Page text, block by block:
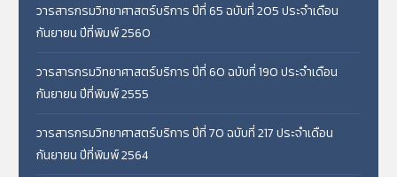
วารสารกรมวิทยาศาสตร์บริการ ปีที่ 65 ฉบับที่ 205 ประจำเดือน
กันยายน ปีที่พิมพ์ 2560
วารสารกรมวิทยาศาสตร์บริการ ปีที่ 60 ฉบับที่ 190 ประจำเดือน
กันยายน ปีที่พิมพ์ 2555
วารสารกรมวิทยาศาสตร์บริการ ปีที่ 70 ฉบับที่ 217 ประจำเดือน
กันยายน ปีที่พิมพ์ 2564